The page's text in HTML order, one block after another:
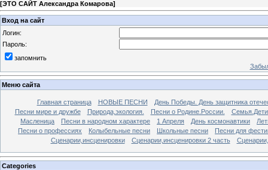
[ЭТО САЙТ Александра Комарова]
Вход на сайт
Логин:
Пароль:
запомнить
Меню сайта
Главная страница НОВЫЕ ПЕСНИ
День Победы. День защитника
Песни мире и дружбе
Природа,экология. Песни о Родине.России.
Масленица
Песни в народном характере 1 Апреля День космонавтики
Песни о профессиях
Колыбельные песни Школьные песни
Песни для
Сценарии,инсценировки
Сценарии,инсценировки 2 часть
Categories